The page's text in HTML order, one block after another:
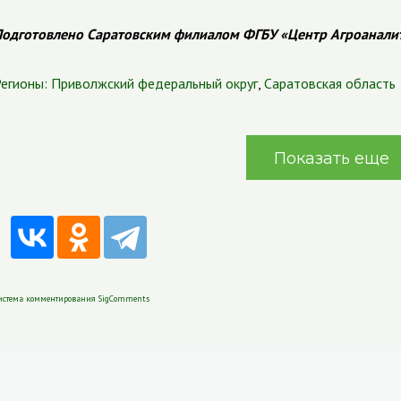
Саратовским филиалом ФГБУ «Центр
Приволжский федеральный округ, Саратовская область
Показать еще
комментирования SigComments